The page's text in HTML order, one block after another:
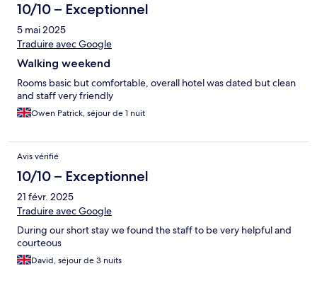
10/10 – Exceptionnel
5 mai 2025
Traduire avec Google
Walking weekend
Rooms basic but comfortable, overall hotel was dated but clean
and staff very friendly
Owen Patrick, séjour de 1 nuit
Avis vérifié
10/10 – Exceptionnel
21 févr. 2025
Traduire avec Google
During our short stay we found the staff to be very helpful and
courteous
David, séjour de 3 nuits